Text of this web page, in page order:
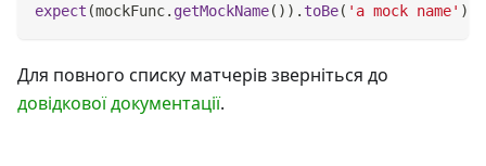
expect (mockFunc. getMockName( ) ) . toBe( 'a mock name' )
Для повного списку матчерів зверніться до
довідкової документації.